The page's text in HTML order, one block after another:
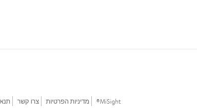
MiSight® מדיניות הפרטיות צרו קשר